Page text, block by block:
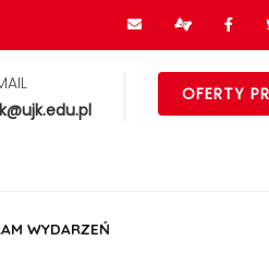
OFERTY
WYDARZEŃ